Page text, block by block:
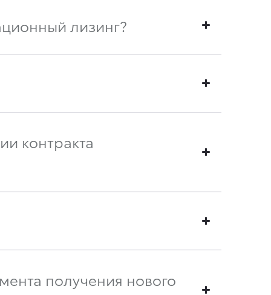
лизинг?
контракта
получения нового